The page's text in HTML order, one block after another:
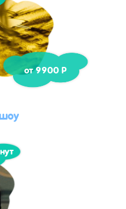
от 9900 Р